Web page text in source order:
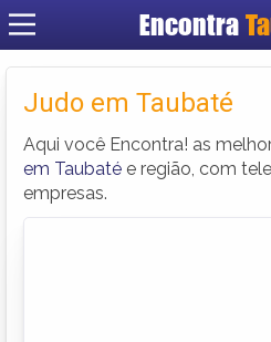
Encontra
Criar
Judo em Taubaté
Aqui você Encontra! as
em Taubaté e região, com
empresas.